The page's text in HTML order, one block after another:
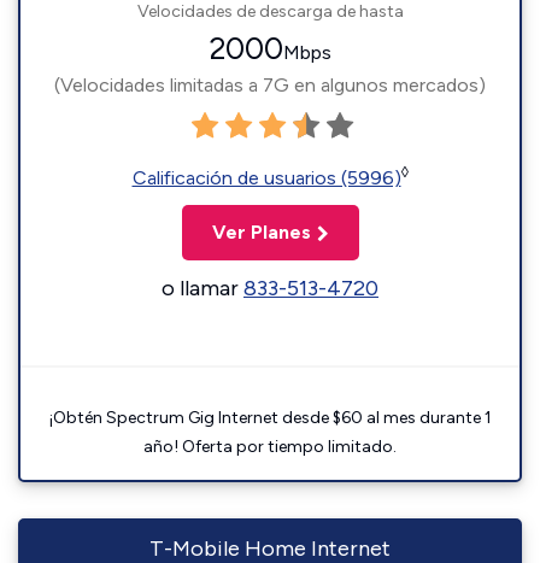
Velocidades de descarga de hasta
2000Mbps
(Velocidades limitadas a 7G en algunos mercados)
Calificación de usuarios (5996)◊
Ver Planes
o llamar833-513-4720
¡Obtén Spectrum Gig Internet desde $60 al mes durante 1
año! Oferta por tiempo limitado.
T-Mobile Home Internet